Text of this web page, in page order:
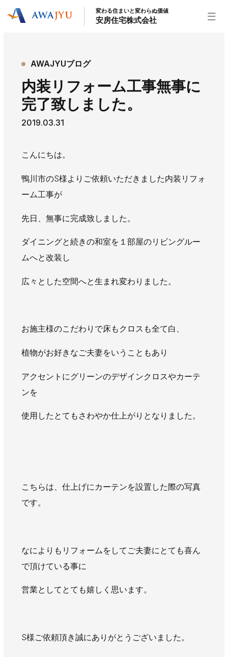
リフォーム事業 外装事業
新築住宅事業
不動産事業
インテリア事業
大型物件事業
スタッフ紹介
社長ブログ イベント お知らせ
AWAJYUブログ
安房住まいる
大型工事施工事例
採用情報
お問い合わせ
変わる住まいと変わらぬ価値
安房住宅株式会社
AWAJYUブログ
内装リフォーム工事無事に
完了致しました。
2019.03.31
こんにちは。
鴨川市のS様よりご依頼いただきました内装リフォ
ーム工事が
先日、無事に完成致しました。
ダイニングと続きの和室を１部屋のリビングルー
ムへと改装し
広々とした空間へと生まれ変わりました。
お施主様のこだわりで床もクロスも全て白、
植物がお好きなご夫妻をいうこともあり
アクセントにグリーンのデザインクロスやカーテ
ンを
使用したとてもさわやか仕上がりとなりました。
こちらは、仕上げにカーテンを設置した際の写真
です。
なによりもリフォームをしてご夫妻にとても喜ん
で頂けている事に
営業としてとても嬉しく思います。
S様ご依頼頂き誠にありがとうございました。